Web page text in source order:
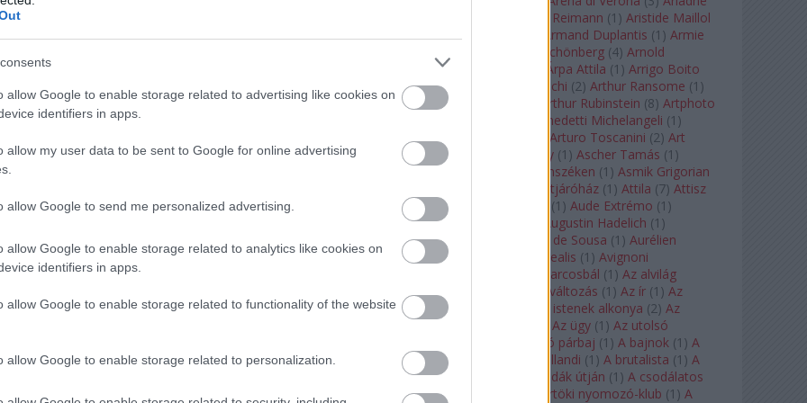
allow Google to enable storage related to advertising like cookies on
identifiers in apps.
allow my user data to be sent to Google for online advertising
allow Google to send me personalized advertising.
allow Google to enable storage related to analytics like cookies on
identifiers in apps.
allow Google to enable storage related to functionality of the website
allow Google to enable storage related to personalization.
Nem is a hogyan, de a mikor számít. Fritz Busch volt
kancellárrá lett. Nem kényszerűségből (már ha a
volt annyi esze, hogy lássa, miről van szó, és nem
meg, mi lesz belőle, nem eszik olyan forrón a
előtt, de nem véletlenül. Busch el, Böhm a helyén,
(ha jól mondom), az Electrolánál. Ma Böhm
aki tájékozott, az még tudja, hogy ő vezényelte
Don Ottavio szerepében. Nem vagyunk éppenséggel
elmondják (legalábbis idényben), hogy nincs bal- és
nincs más dolgunk, mint erre mind nem és nem
hallja az ember a sustorgást, amit a régi lemezek
a felvételek, tiszták és jól szólnak, egyedül a Szöktetés
közreműködnének az ütőhangszeresek. De rögtön az
A holland hegedűs egyszerűen nem veszi el a
Aribert Reimann (1 ) Aristide Maillol
(3) Arleen Auger Armand Duplantis (1 ) Armie
Arnold Schönberg (4) Arnold
Schwarzenegger
Árpa Attila (1 ) Arrigo Boito
(2) Artemisia Gentileschi (2) Arthur Ransome (1 )
Arthur Rimbaud
Arthur Rubinstein (8) Artphoto
Arturo Benedetti Michelangeli (1 )
Arturo Di Modica
Arturo Toscanini (2) Art
Garfunkel
Art Shay (1 ) Ascher Tamás (1 )
Ascher Tamás Háromszéken (1 ) Asmik Grigorian
Átjáróház (1 ) Attila (7) Attisz
Aubrey Beardsley (1 ) Aude Extrémo (1 )
Audrey Hepburn
Augustin Hadelich (1 )
Aurelianus
Aurelia de Sousa (1 ) Aurélien
Pascal
Aurora borealis (1 ) Avignoni
Az álarcosbál (1 ) Az alvilág
professzora
Az átváltozás (1 ) Az ír (1 ) Az
isenheimi oltár
Az istenek alkonya (2) Az
olvasás éjszakája
Az ügy (1 ) Az utolsó
Az utolsó párbaj (1 ) A bajnok (1 ) A
bálna
A bolygó hollandi (1 ) A brutalista (1 ) A
Chorus Line
A csodák útján (1 ) A csodálatos
mandarin
A csütörtöki nyomozó-klub (1 ) A